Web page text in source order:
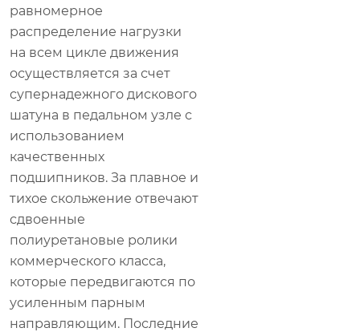
равномерное
распределение нагрузки
на всем цикле движения
осуществляется за счет
супернадежного дискового
шатуна в педальном узле с
использованием
качественных
подшипников. За плавное и
тихое скольжение отвечают
сдвоенные
полиуретановые ролики
коммерческого класса,
которые передвигаются по
усиленным парным
направляющим. Последние